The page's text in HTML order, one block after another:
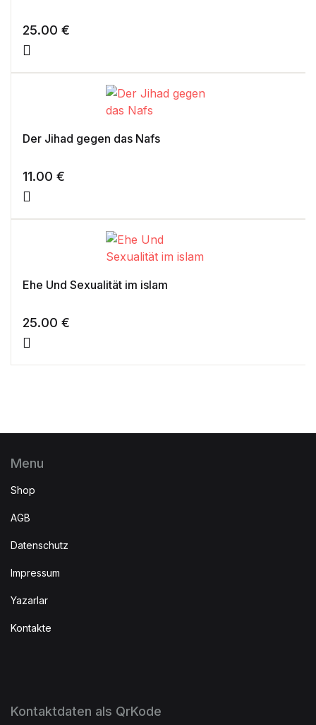
25.00 €
Der Jihad gegen das Nafs
11.00 €
Ehe Und Sexualität im islam
25.00 €
Menu
Shop
AGB
Datenschutz
Impressum
Yazarlar
Kontakte
Kontaktdaten als QrKode